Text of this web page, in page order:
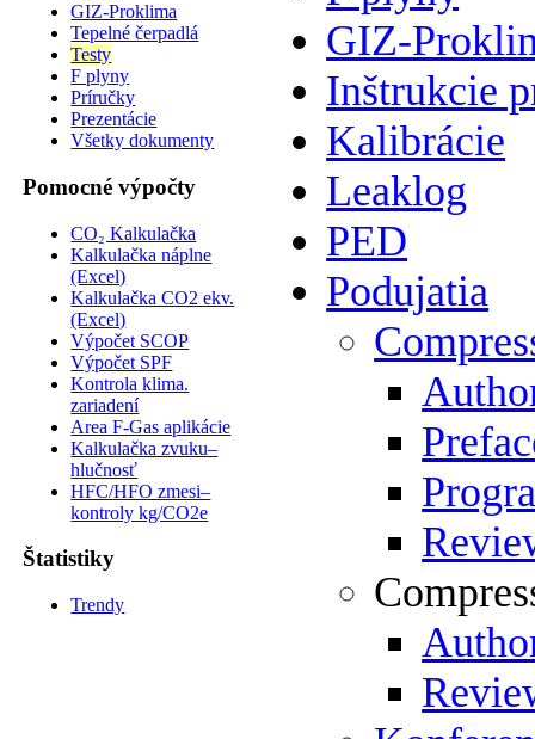
GIZ-Proklima
Tepelné čerpadlá
Testy
F plyny
Príručky
Prezentácie
Všetky dokumenty
Pomocné výpočty
CO₂ Kalkulačka
Kalkulačka náplne
(Excel)
Kalkulačka CO2 ekv.
(Excel)
Výpočet SCOP
Výpočet SPF
Kontrola klima.
zariadení
Area F-Gas aplikácie
Kalkulačka zvuku–
hlučnosť
HFC/HFO zmesi–
kontroly kg/CO2e
Štatistiky
Trendy
GIZ-
Inštrukcie
Kalibrácie
Leaklog
PED
Podujatia